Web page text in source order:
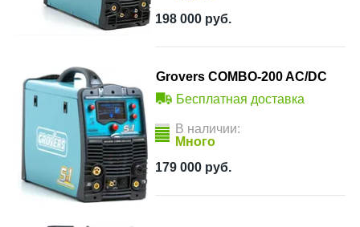
198 000 руб.
Grovers COMBO-200 AC/DC
Бесплатная доставка
В наличии:
Много
179 000 руб.